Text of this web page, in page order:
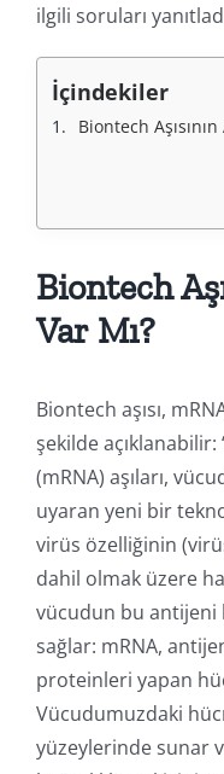
ilgili soruları
İçindekiler
Biontech
Biontech
Var Mı?
Biontech aşısı,
şekilde
(mRNA) aşıları,
uyaran yeni bir
virüs özelliğinin
dahil olmak üzere
vücudun bu antijeni
sağlar: mRNA,
proteinleri yapan
Vücudumuzdaki
yüzeylerinde sunar